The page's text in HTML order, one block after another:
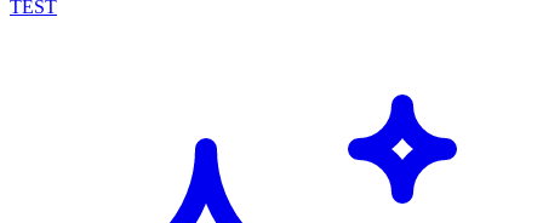
TEST